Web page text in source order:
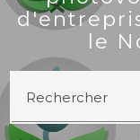
le
Rechercher